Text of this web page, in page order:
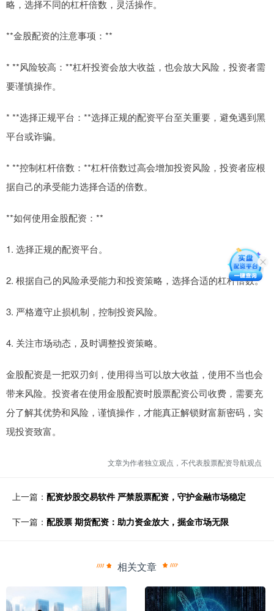
略，选择不同的杠杆倍数，灵活操作。
**金股配资的注意事项：**
* **风险较高：**杠杆投资会放大收益，也会放大风险，投资者需
要谨慎操作。
* **选择正规平台：**选择正规的配资平台至关重要，避免遇到黑
平台或诈骗。
* **控制杠杆倍数：**杠杆倍数过高会增加投资风险，投资者应根
据自己的承受能力选择合适的倍数。
**如何使用金股配资：**
1. 选择正规的配资平台。
2. 根据自己的风险承受能力和投资策略，选择合适的杠杆倍数。
3. 严格遵守止损机制，控制投资风险。
4. 关注市场动态，及时调整投资策略。
金股配资是一把双刃剑，使用得当可以放大收益，使用不当也会
带来风险。投资者在使用金股配资时股票配资公司收费，需要充
分了解其优势和风险，谨慎操作，才能真正解锁财富新密码，实
现投资致富。
文章为作者独立观点，不代表股票配资导航观点
上一篇： 配资炒股交易软件 严禁股票配资，守护金融市场稳定
下一篇： 配股票 期货配资：助力资金放大，掘金市场无限
相关文章